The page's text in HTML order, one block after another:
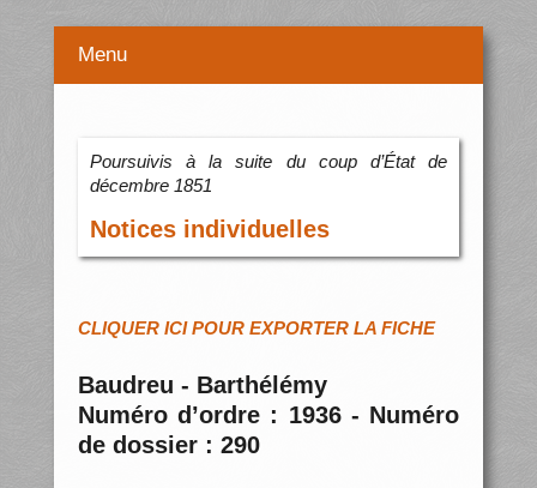
Menu
Poursuivis à la suite du coup d’État de
décembre 1851
Notices individuelles
CLIQUER ICI POUR EXPORTER LA FICHE
Baudreu - Barthélémy
Numéro d’ordre : 1936 - Numéro
de dossier : 290